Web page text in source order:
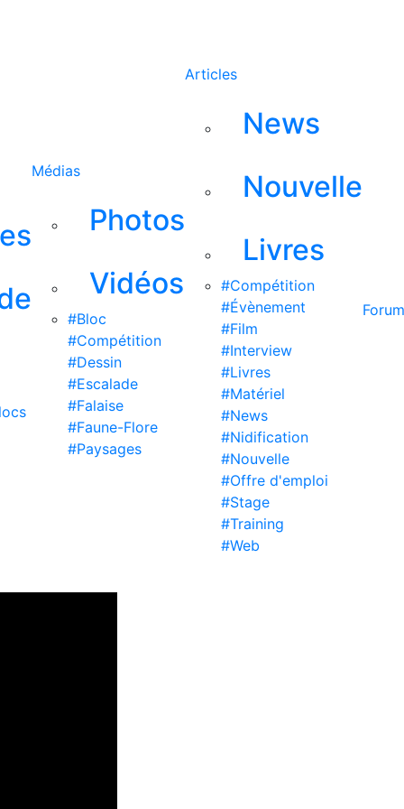
Médias
Photos
Vidéos
#Bloc
#Compétition
#Dessin
#Escalade
#Falaise
#Faune-Flore
#Paysages
Articles
News
Nouvelle
Livres
#Compétition
#Évènement
#Film
#Interview
#Livres
#Matériel
#News
#Nidification
#Nouvelle
#Offre d'emploi
#Stage
#Training
#Web
Forum